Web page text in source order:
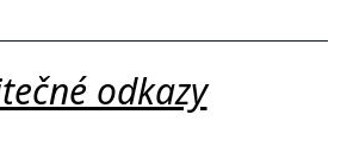
odkazy